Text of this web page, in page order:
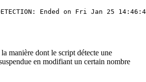
DETECTION: Ended on Fri Jan 25
manière dont le script détecte une
en modifiant un certain nombre